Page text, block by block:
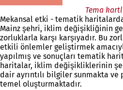
Tema
Mekansal etki - tematik
Mainz şehri, iklim değişikliğinin
zorluklarla karşı karşıyadır. Bu
etkili önlemler geliştirmek
yapılmış ve sonuçları tematik
haritalar, iklim değişikliklerinin
dair ayrıntılı bilgiler sunmakta
temel oluşturmaktadır.